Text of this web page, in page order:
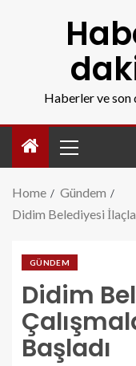
Haberler ve son
Home
Gündem
Didim Belediyesi
GÜNDEM
Didim
Başladı